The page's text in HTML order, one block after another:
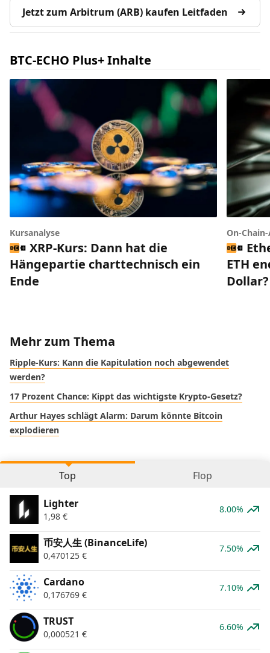
Jetzt zum Arbitrum (ARB) kaufen Leitfaden
BTC-ECHO Plus+ Inhalte
Kursanalyse
XRP-Kurs: Dann hat die
Hängepartie charttechnisch ein
Ende
On-
ETH
Dollar?
Mehr zum Thema
Ripple-Kurs: Kann die Kapitulation noch abgewendet
werden?
17 Prozent Chance: Kippt das wichtigste Krypto-Gesetz?
Arthur Hayes schlägt Alarm: Darum könnte Bitcoin
explodieren
Top Flop
Lighter
1,98 €
8.00%
币安人生 (BinanceLife)
0,470125 €
7.50%
Cardano
0,176769 €
7.10%
TRUST
0,000521 €
6.60%